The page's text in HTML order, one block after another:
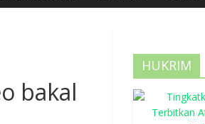
bakal
HUKRIM